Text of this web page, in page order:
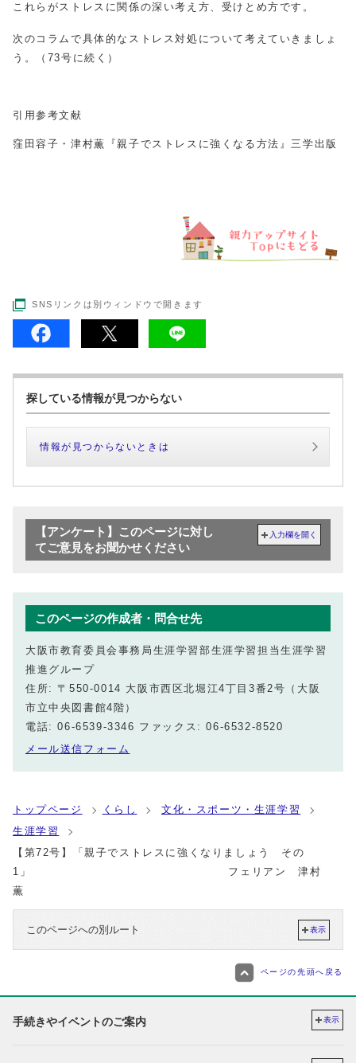
これらがストレスに関係の深い考え方、受けとめ方です。
次のコラムで具体的なストレス対処について考えていきましょ
う。（73号に続く）
引用参考文献
窪田容子・津村薫『親子でストレスに強くなる方法』三学出版
SNSリンクは別ウィンドウで開きます
探している情報が見つからない
情報が見つからないときは
【アンケート】このページに対し
てご意見をお聞かせください
入力欄を開く
このページの作成者・問合せ先
大阪市教育委員会事務局生涯学習部生涯学習担当生涯学習
推進グループ
住所: 〒550-0014 大阪市西区北堀江4丁目3番2号（大阪
市立中央図書館4階）
電話: 06-6539-3346 ファックス: 06-6532-8520
メール送信フォーム
トップページ くらし
文化・スポーツ・生涯学習
生涯学習
【第72号】「親子でストレスに強くなりましょう その
1」 フェリアン 津村
薫
このページへの別ルート 表示
ページの先頭へ戻る
手続きやイベントのご案内 表示